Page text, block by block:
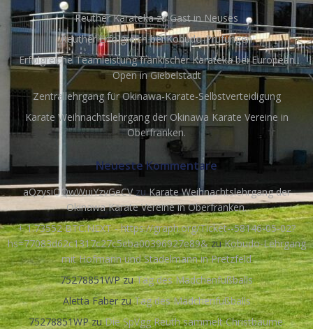
Reuther Karateka zu Gast in Neuses
Reuther Erfolgreich bei Kobudo-Prüfungen
Erfolgreiche Teamleistung fränkischer Karateka bei European
Open in Giebelstadt
Zentrallehrgang für Okinawa-Karate-Selbstverteidigung
Karate Weihnachtslehrgang der Okinawa Karate Vereine in
Oberfranken.
Neueste Kommentare
aQzysiOQwWuiYzvGeCVzuKarate Weihnachtslehrgang der
Okinawa Karate Vereine in Oberfranken.
+ 1.73552 BTC.NEXT - https://graph.org/Ticket--58146-05-02?
hs=77083d62c1317c27c5eba00396927e89&zuKobudo-Lehrgang
mit Hofmann und Stadelmann in Pretzfeld
75278851WPzuTag des Mädchenfußballs
Aletta FaberzuTag des Mädchenfußballs
75278851WPzuDie SpVgg Reuth sammelt Christbäume.